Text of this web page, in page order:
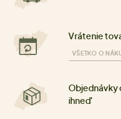
Vrátenie
VŠETKO O
Objednávky
ihneď